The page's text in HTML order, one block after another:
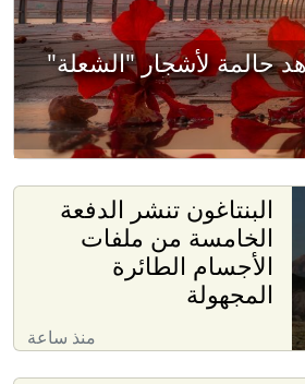
حالمة لأشجار "الشعلة"
البنتاغون تنشر الدفعة
الخامسة من ملفات
الأجسام الطائرة
المجهولة
منذ ساعة